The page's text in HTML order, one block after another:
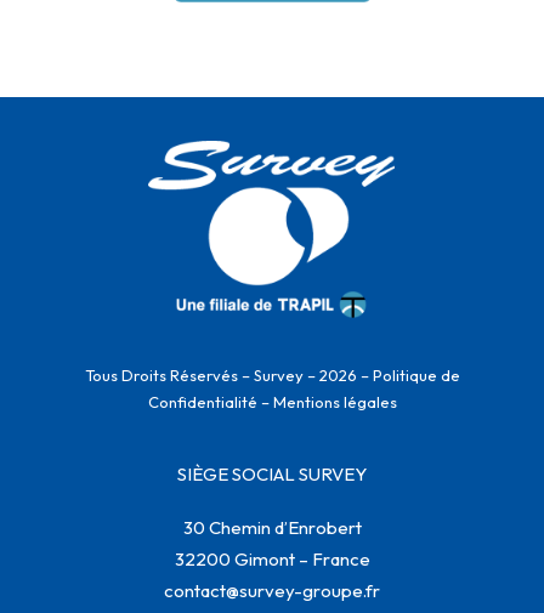
Tous Droits Réservés – Survey – 2026 –Politique de
Confidentialité –Mentions légales
SIÈGE SOCIAL SURVEY
30 Chemin d’Enrobert
32200 Gimont – France
contact@survey-groupe.fr